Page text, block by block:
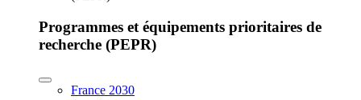
Programmes et équipements prioritaires de
recherche (PEPR)
France 2030